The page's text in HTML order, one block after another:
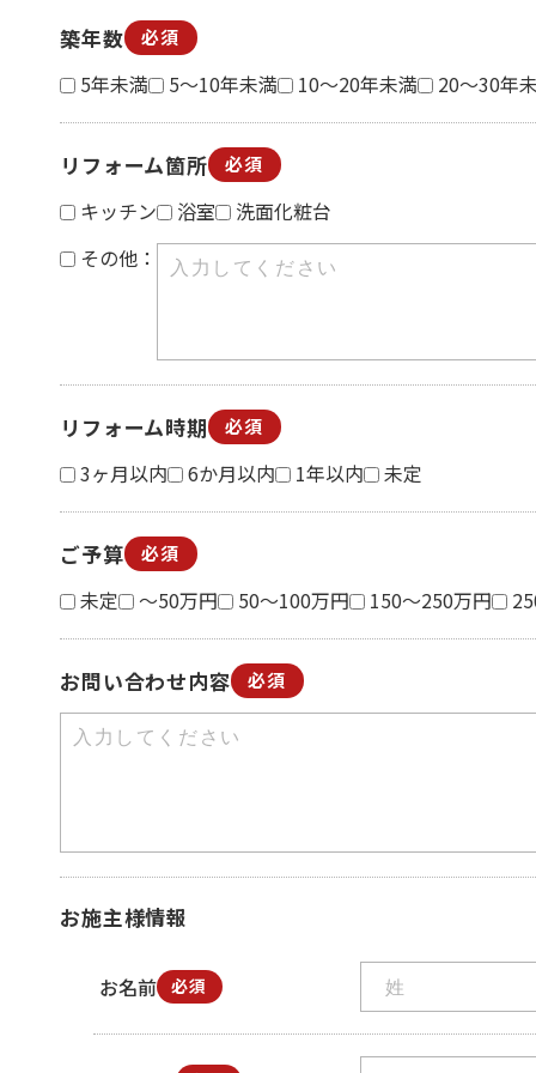
築年数 必須
5年未満 5～10年未満 10～20年未満 20～30年
リフォーム箇所 必須
キッチン 浴室
洗面化粧台
その他：
リフォーム時期 必須
3ヶ月以内 6か月以内 1年以内 未定
ご予算 必須
未定 ～50万円 50～100万円 150～250万円
お問い合わせ内容 必須
お施主様情報
お名前 必須